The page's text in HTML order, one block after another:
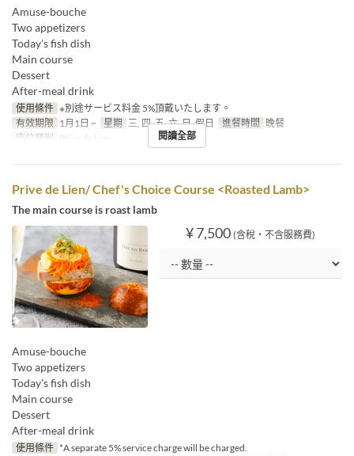
Amuse-bouche
Two appetizers
Today's fish dish
Main course
Dessert
After-meal drink
使用條件 ※別途サービス料金 5%頂戴いたします。
有效期限 1月1日 ~ 星期 三, 四, 五, 六, 日, 假日 進餐時間 晚餐
座位類別 Prive de Lien 閱讀全部
Prive de Lien/ Chef's Choice Course <Roasted Lamb>
The main course is roast lamb
¥ 7,500 (含稅・不含服務費)
Amuse-bouche
Two appetizers
Today's fish dish
Main course
Dessert
After-meal drink
使用條件 *A separate 5% service charge will be charged.